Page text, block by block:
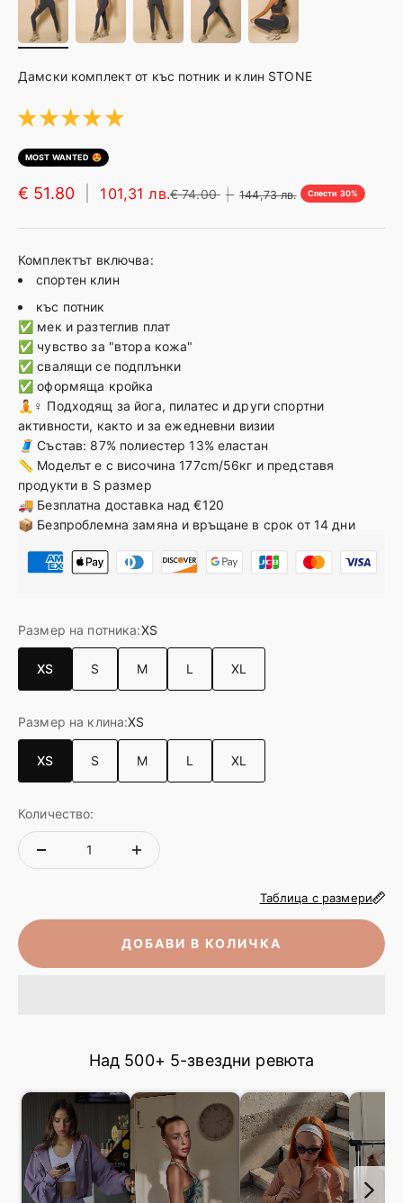
Дамски комплект от къс потник и клин STONE
★★★★ ★
MOST WANTED 😍
€ 51.80 101,31 лв.€ 74.00 | 144,73 лв. Спести 30%
Комплектът включва:
спортен клин
къс потник
✅ мек и разтеглив плат
✅ чувство за "втора кожа"
✅ свалящи се подплънки
✅ оформяща кройка
🧘♀️ Подходящ за йога, пилатес и други спортни
активности, както и за ежедневни визии
🧵Състав: 87% полиестер 13% еластан
📏 Моделът е с височина 177cm/56кг и представя
продукти в S размер
🚚 Безплатна доставка над €120
📦 Безпроблемна замяна и връщане в срок от 14 дни
Размер на потника:XS
XS S M L XL
Размер на клина:XS
XS S M L XL
Количество:
Таблица с размери
ДОБАВИ В КОЛИЧКА
Над 500+ 5-звездни ревюта
Талия 62-64см 65-69см
Ханш 87-89см 90-93см
💌Свържете се с нашите експерти по стил